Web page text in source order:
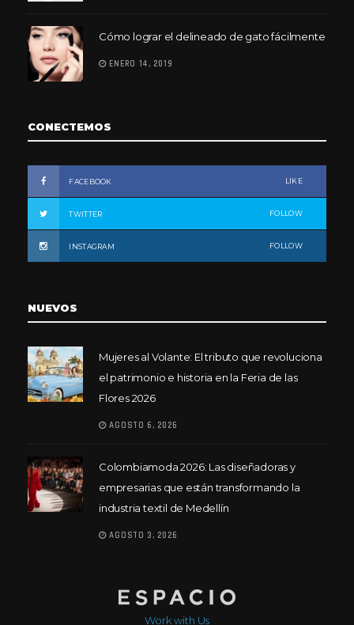
Cómo lograr el delineado de gato fácilmente
ENERO 14, 2019
CONECTEMOS
FACEBOOK LIKE
TWITTER FOLLOW
INSTAGRAM FOLLOW
NUEVOS
Mujeres al Volante: El tributo que revoluciona
el patrimonio e historia en la Feria de las
Flores 2026
AGOSTO 6, 2026
Colombiamoda 2026: Las diseñadoras y
empresarias que están transformando la
industria textil de Medellín
AGOSTO 3, 2026
Work with Us